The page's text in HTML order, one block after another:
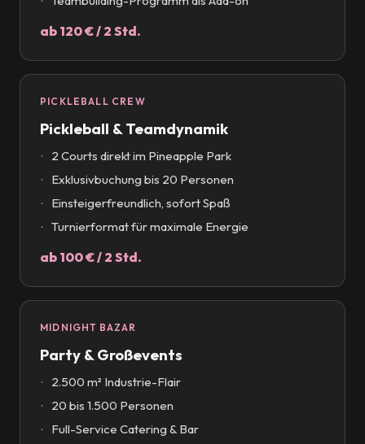
ab 120 € / 2 Std.
PICKLEBALL CREW
Pickleball & Teamdynamik
2 Courts direkt im Pineapple Park
Exklusivbuchung bis 20 Personen
Einsteigerfreundlich, sofort Spaß
Turnierformat für maximale Energie
ab 100 € / 2 Std.
MIDNIGHT BAZAR
Party & Großevents
2.500 m² Industrie-Flair
20 bis 1.500 Personen
Full-Service Catering & Bar